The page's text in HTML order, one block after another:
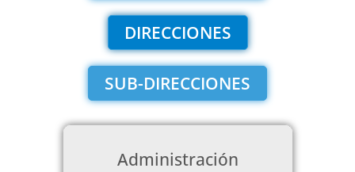
DIRECCIONES
SUB-DIRECCIONES
Administración